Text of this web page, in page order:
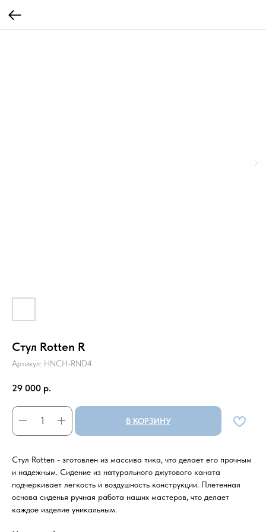
Стул Rotten R
Артикул: HNCH-RND4
29 000 р.
В КОРЗИНУ
Стул Rotten - зготовлен из массива тика, что делает его прочным
и надежным. Сидение из натурального джутового каната
подчеркивает легкость и воздушность конструкции. Плетенная
основа сиденья ручная работа наших мастеров, что делает
каждое изделие уникальным.